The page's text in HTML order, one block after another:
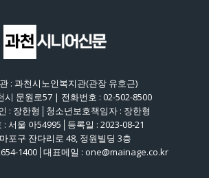
: 과천시노인복지관(관장 유호근)
시 문원로57 | 전화번호 : 02-502-8500
: 장한형│청소년보호책임자 : 장한형
: 서울 아54995│등록일 : 2023-08-21
포구 잔다리로 48, 정원빌딩 3층
1400│대표메일 : one@mainage.co.kr